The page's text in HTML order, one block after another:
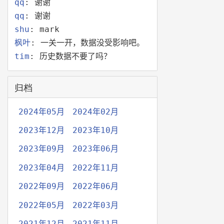
qq : 谢谢
qq : 谢谢
shu : mark
枫叶: 一关一开，数据没受影响吧。
tim : 历史数据不要了吗？
归档
2024年05月
2024年02月
2023年12月
2023年10月
2023年09月
2023年06月
2023年04月
2022年11月
2022年09月
2022年06月
2022年05月
2022年03月